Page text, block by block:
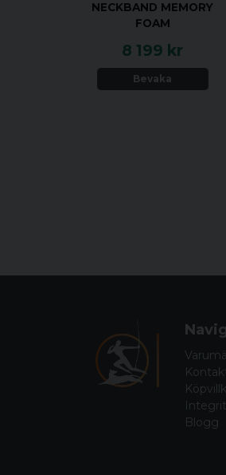
NECKBAND MEMORY
FOAM
8 199 kr
Bevaka
Blogg